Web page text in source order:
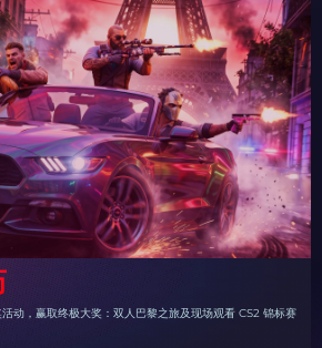
动，赢取终极大奖：双人巴黎之旅及现场观看 CS2 锦标赛